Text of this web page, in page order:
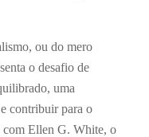
ou do mero
o desafio de
uma
contribuir para o
com Ellen G. White, o